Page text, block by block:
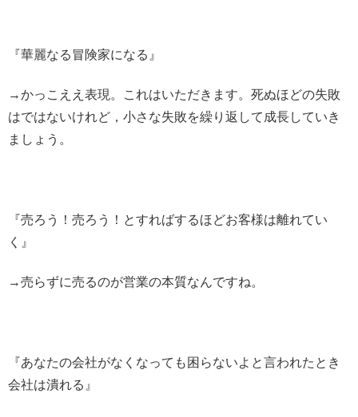
『華麗なる冒険家になる』
→かっこええ表現。これはいただきます。死ぬほどの失敗
はではないけれど，小さな失敗を繰り返して成長していき
ましょう。
『売ろう！売ろう！とすればするほどお客様は離れてい
く』
→売らずに売るのが営業の本質なんですね。
『あなたの会社がなくなっても困らないよと言われたとき
会社は潰れる』